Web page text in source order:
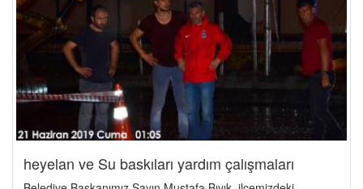
heyelan ve Su baskıları yardım çalışmaları